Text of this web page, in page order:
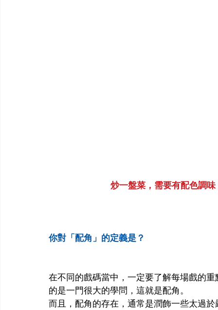
炒一盤菜，需要有配色調
你對「配角」的定義是？
在不同的戲碼當中，一定要了解每場戲的
的是一門很大的學問，這就是配角。
而且，配角的存在，通常是潤飾一些太過